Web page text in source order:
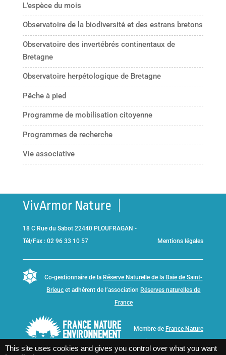
L’espèce du mois
Observatoire de la biodiversité et des estrans bretons
Observatoire des invertébrés continentaux de
Bretagne
Observatoire herpétologique de Bretagne
Pêche à pied
Programme de mobilisation citoyenne
Programmes de recherche
Vie associative
VivArmor Nature
18 C Rue du Sabot 22440 PLOUFRAGAN -
Tél/Fax : 02 96 33 10 57
Mentions légales
Co-gestionnaire de la Réserve Naturelle de la Baie de Saint-
Brieuc et adhérent de l’association Réserves naturelles de
France
Membre de France Nature
This site uses cookies and gives you control over what you want